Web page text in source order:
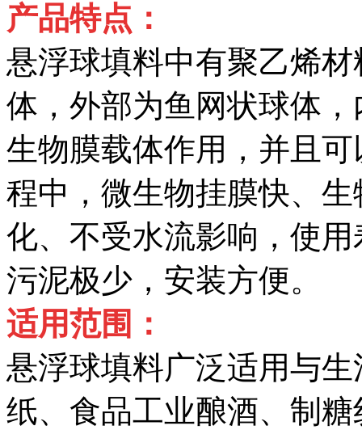
产品特点：
悬浮球填料中有聚乙烯
体，外部为鱼网状球体
生物膜载体作用，并且
程中，微生物挂膜快、
化、不受水流影响，使
污泥极少，安装方便。
适用范围：
悬浮球填料广泛适用与
纸、食品工业酿酒、制